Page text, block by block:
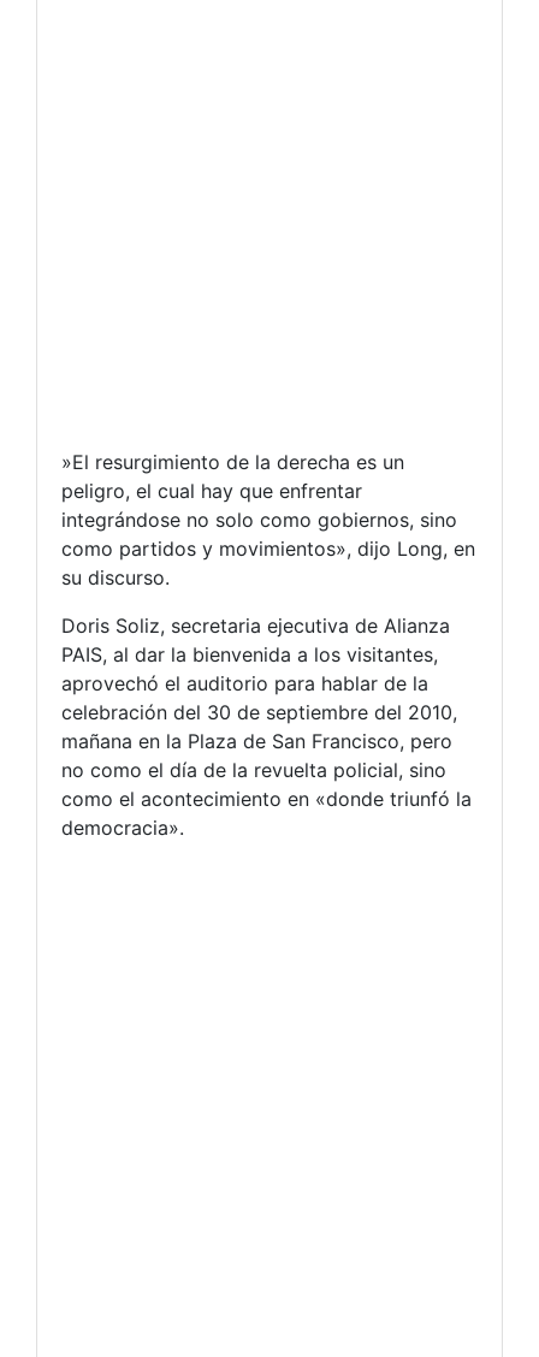
​»E​l resurgimiento de la derecha es un
peligro, el cual hay que enfrentar
integrándose no solo como gobiernos, sino
como partidos y movimientos​», dijo Long, en
su discurso​.
Doris Soliz, secretaria ejecutiva de Alianza
PAIS, al dar la bienvenida a los visitantes,
aprovechó el auditorio para hablar de la
celebración del 30 de septiembre del 2010,
mañana en la Plaza de San Francisco, pero
no como el día de la revuelta policial, sino
como el acontecimiento en «donde triunfó la
democracia».​